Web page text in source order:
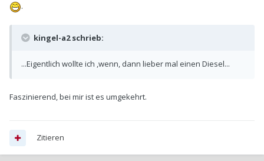
.
kingel-a2 schrieb:
...Eigentlich wollte ich ,wenn, dann lieber mal einen Diesel...
Faszinierend, bei mir ist es umgekehrt.
Zitieren